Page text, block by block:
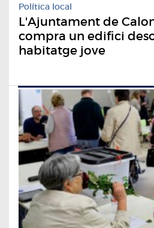
Política local
L'Ajuntament de
compra un edifici
habitatge jove